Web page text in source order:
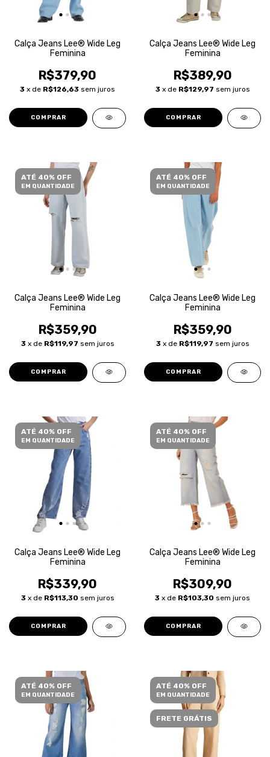
Calça Jeans Lee® Wide Leg
Feminina
R$379,90
3 x de R$126,63 sem juros
COMPRAR
Calça Jeans Lee® Wide Leg
Feminina
R$389,90
3 x de R$129,97 sem juros
COMPRAR
ATÉ 40% OFF
EM QUANTIDADE
Calça Jeans Lee® Wide Leg
Feminina
R$359,90
3 x de R$119,97 sem juros
COMPRAR
ATÉ 40% OFF
EM QUANTIDADE
Calça Jeans Lee® Wide Leg
Feminina
R$359,90
3 x de R$119,97 sem juros
COMPRAR
ATÉ 40% OFF
EM QUANTIDADE
Calça Jeans Lee® Wide Leg
Feminina
R$339,90
3 x de R$113,30 sem juros
COMPRAR
ATÉ 40% OFF
EM QUANTIDADE
Calça Jeans Lee® Wide Leg
Feminina
R$309,90
3 x de R$103,30 sem juros
COMPRAR
ATÉ 40% OFF
EM QUANTIDADE
ATÉ 40% OFF
EM QUANTIDADE
FRETE GRÁTIS